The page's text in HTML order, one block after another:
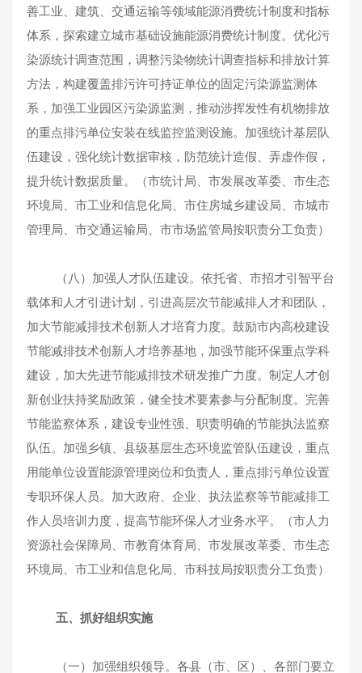
善工业、建筑、交通运输等领域能源消费统计制度和指标
体系，探索建立城市基础设施能源消费统计制度。优化污
染源统计调查范围，调整污染物统计调查指标和排放计算
方法，构建覆盖排污许可持证单位的固定污染源监测体
系，加强工业园区污染源监测，推动涉挥发性有机物排放
的重点排污单位安装在线监控监测设施。加强统计基层队
伍建设，强化统计数据审核，防范统计造假、弄虚作假，
提升统计数据质量。（市统计局、市发展改革委、市生态
环境局、市工业和信息化局、市住房城乡建设局、市城市
管理局、市交通运输局、市市场监管局按职责分工负责）
（八）加强人才队伍建设。依托省、市招才引智平台
载体和人才引进计划，引进高层次节能减排人才和团队，
加大节能减排技术创新人才培育力度。鼓励市内高校建设
节能减排技术创新人才培养基地，加强节能环保重点学科
建设，加大先进节能减排技术研发推广力度。制定人才创
新创业扶持奖励政策，健全技术要素参与分配制度。完善
节能监察体系，建设专业性强、职责明确的节能执法监察
队伍。加强乡镇、县级基层生态环境监管队伍建设，重点
用能单位设置能源管理岗位和负责人，重点排污单位设置
专职环保人员。加大政府、企业、执法监察等节能减排工
作人员培训力度，提高节能环保人才业务水平。（市人力
资源社会保障局、市教育体育局、市发展改革委、市生态
环境局、市工业和信息化局、市科技局按职责分工负责）
五、抓好组织实施
（一）加强组织领导。各县（市、区）、各部门要立